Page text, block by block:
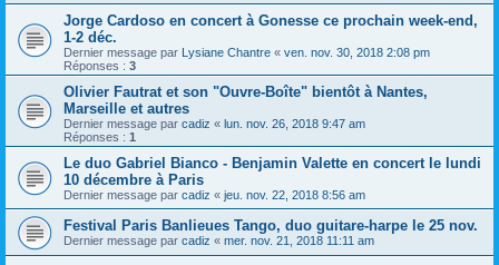
Jorge Cardoso en concert à Gonesse ce prochain week-end,
1-2 déc.
Dernier message par Lysiane Chantre « ven. nov. 30, 2018 2:08 pm
Réponses : 3
Olivier Fautrat et son "Ouvre-Boîte" bientôt à Nantes,
Marseille et autres
Dernier message par cadiz « lun. nov. 26, 2018 9:47 am
Réponses : 1
Le duo Gabriel Bianco - Benjamin Valette en concert le lundi
10 décembre à Paris
Dernier message par cadiz « jeu. nov. 22, 2018 8:56 am
Festival Paris Banlieues Tango, duo guitare-harpe le 25 nov.
Dernier message par cadiz « mer. nov. 21, 2018 11:11 am